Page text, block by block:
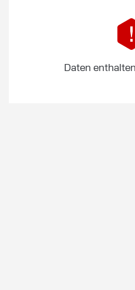
Daten